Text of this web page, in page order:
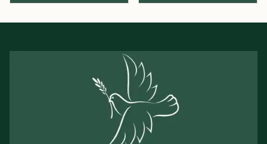
$160,000.